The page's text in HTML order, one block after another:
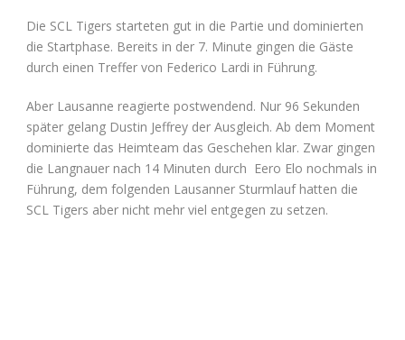
Die SCL Tigers starteten gut in die Partie und dominierten
die Startphase. Bereits in der 7. Minute gingen die Gäste
durch einen Treffer von Federico Lardi in Führung.
Aber Lausanne reagierte postwendend. Nur 96 Sekunden
später gelang Dustin Jeffrey der Ausgleich. Ab dem Moment
dominierte das Heimteam das Geschehen klar. Zwar gingen
die Langnauer nach 14 Minuten durch Eero Elo nochmals in
Führung, dem folgenden Lausanner Sturmlauf hatten die
SCL Tigers aber nicht mehr viel entgegen zu setzen.